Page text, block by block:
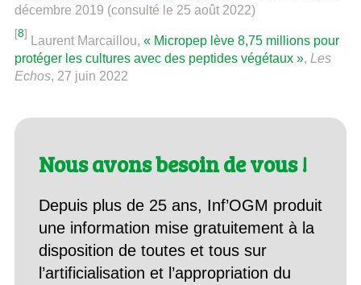
décembre 2019 (consulté le 25 août 2022)
[8]
Laurent Marcaillou, « Micropep lève 8,75 millions pour
protéger les cultures avec des peptides végétaux », Les
Echos, 27 juin 2022
Nous avons besoin de vous !
Depuis plus de 25 ans, Inf’OGM produit
une information mise gratuitement à la
disposition de toutes et tous sur
l’artificialisation et l’appropriation du